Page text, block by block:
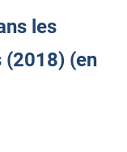
les
(2018) (en